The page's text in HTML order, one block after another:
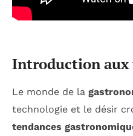
Introduction aux
Le monde de la
technologie et le désir
tendances